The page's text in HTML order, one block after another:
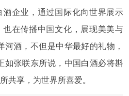
企业，通过国际化向世界展示
在传播中国文化，展现美美与
河酒，不但是中华最好的礼物，
如张联东所说，中国白酒必将斟
共享，为世界所喜爱。